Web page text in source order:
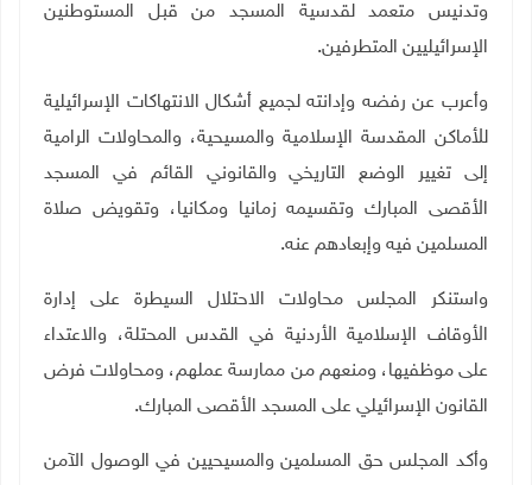
وتدنيس متعمد لقدسية المسجد من قبل المستوطنين
الإسرائيليين المتطرفين.
وأعرب عن رفضه وإدانته لجميع أشكال الانتهاكات الإسرائيلية
للأماكن المقدسة الإسلامية والمسيحية، والمحاولات الرامية
إلى تغيير الوضع التاريخي والقانوني القائم في المسجد
الأقصى المبارك وتقسيمه زمانيا ومكانيا، وتقويض صلاة
المسلمين فيه وإبعادهم عنه.
واستنكر المجلس محاولات الاحتلال السيطرة على إدارة
الأوقاف الإسلامية الأردنية في القدس المحتلة، والاعتداء
على موظفيها، ومنعهم من ممارسة عملهم، ومحاولات فرض
القانون الإسرائيلي على المسجد الأقصى المبارك.
وأكد المجلس حق المسلمين والمسيحيين في الوصول الآمن